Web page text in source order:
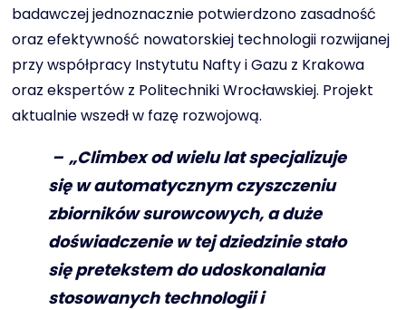
badawczej jednoznacznie potwierdzono zasadność
oraz efektywność nowatorskiej technologii rozwijanej
przy współpracy Instytutu Nafty i Gazu z Krakowa
oraz ekspertów z Politechniki Wrocławskiej. Projekt
aktualnie wszedł w fazę rozwojową.
– „Climbex od wielu lat specjalizuje
się w automatycznym czyszczeniu
zbiorników surowcowych, a duże
doświadczenie w tej dziedzinie stało
się pretekstem do udoskonalania
stosowanych technologii i